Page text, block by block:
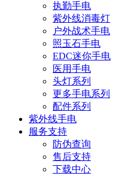
执勤手电
紫外线消毒灯
户外战术手电
照玉石手电
EDC迷你手电
医用手电
头灯系列
更多手电系列
配件系列
紫外线手电
服务支持
防伪查询
售后支持
下载中心